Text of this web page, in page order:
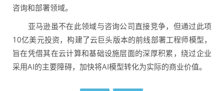
咨询和部署领域。
亚马逊虽不在此领域与咨询公司直接竞争，但通过此项
10亿美元投资，构建了云巨头版本的前线部署工程师模型，
旨在凭借其在云计算和基础设施层面的深厚积累，绕过企业
采用AI的主要障碍，加快将AI模型转化为实际的商业价值。